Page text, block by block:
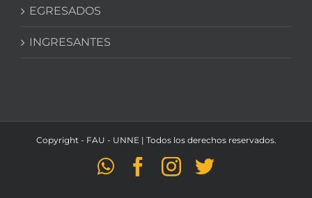
EGRESADOS
INGRESANTES
Copyright - FAU - UNNE | Todos los derechos reservados.
WhatsApp
Facebook
Instagram
Twitter